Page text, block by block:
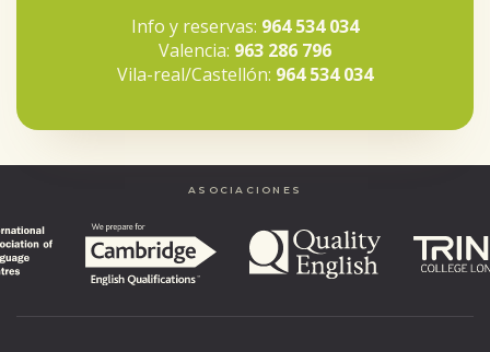
Info y reservas: 964 534 034
Valencia: 963 286 796
Vila-real/Castellón: 964 534 034
ASOCIACIONES